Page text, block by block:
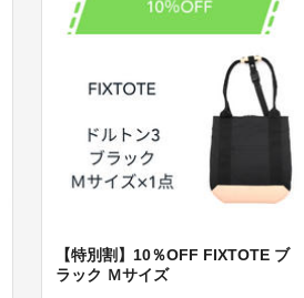
【特別割】10％OFF FIXTOTE ブ
ラック Ｍサイズ